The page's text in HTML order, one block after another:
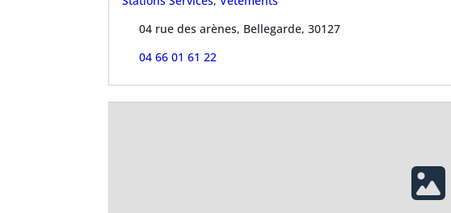
04 rue des arènes, Bellegarde, 30127
04 66 01 61 22